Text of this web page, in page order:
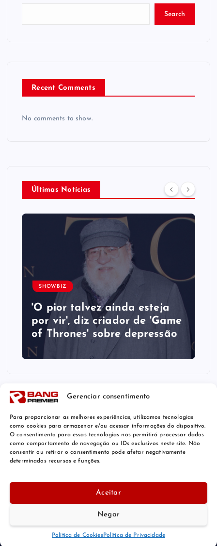
Gerenciar consentimento
Para proporcionar as melhores experiências, utilizamos tecnologias
como cookies para armazenar e/ou acessar informações do dispositivo.
O consentimento para essas tecnologias nos permitirá processar dados
como comportamento de navegação ou IDs exclusivos neste site. Não
consentir ou retirar o consentimento pode afetar negativamente
determinados recursos e funções.
Aceitar
Negar
Política de CookiesPolítica de Privacidade
Search
Recent Comments
No comments to show.
Últimas Notícias
SHOWBIZ
'O pior talvez ainda esteja
por vir', diz criador de 'Game
of Thrones' sobre depressão
De volta ao topo